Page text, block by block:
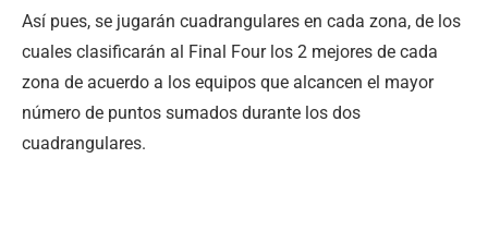
Así pues, se jugarán cuadrangulares en cada zona, de los
cuales clasificarán al Final Four los 2 mejores de cada
zona de acuerdo a los equipos que alcancen el mayor
número de puntos sumados durante los dos
cuadrangulares.